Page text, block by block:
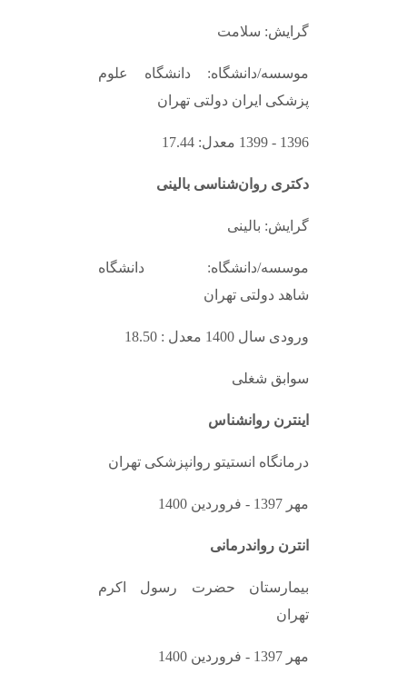
گرایش: سلامت
موسسه/دانشگاه: دانشگاه علوم
پزشکی ایران دولتی تهران
1396 - 1399 معدل: 17.44
دکتری روان‌شناسی بالینی
گرایش: بالینی
موسسه/دانشگاه: دانشگاه
شاهد دولتی تهران
ورودی سال 1400 معدل : 18.50
سوابق شغلی
اینترن روانشناس
درمانگاه انستیتو روانپزشکی تهران
مهر 1397 - فروردین 1400
انترن رواندرمانی
بیمارستان حضرت رسول اکرم
تهران
مهر 1397 - فروردین 1400